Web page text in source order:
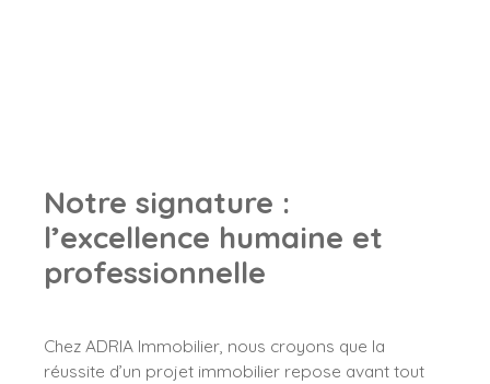
Notre signature :
l’excellence humaine et
professionnelle
Chez ADRIA Immobilier, nous croyons que la
réussite d’un projet immobilier repose avant tout